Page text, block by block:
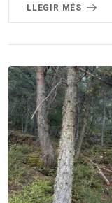
LLEGIR MÉS